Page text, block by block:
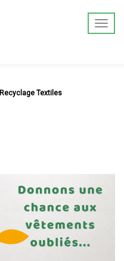
Recyclage Textiles